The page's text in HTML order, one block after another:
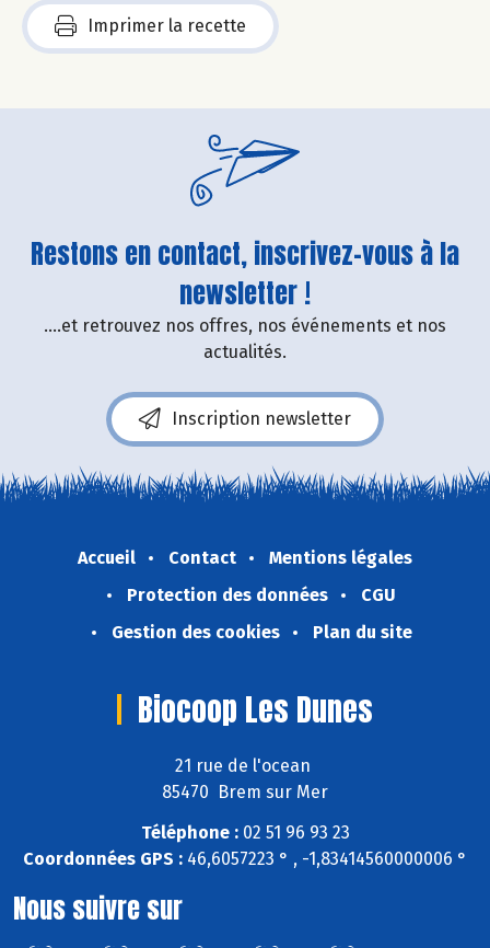
Imprimer la recette
Restons en contact, inscrivez-vous à la
newsletter !
....et retrouvez nos offres, nos événements et nos
actualités.
Inscription newsletter
Accueil Contact
Mentions légales
Protection des données
CGU
Gestion des cookies
Plan du site
Biocoop Les Dunes
21 rue de l'ocean
85470 Brem sur Mer
Téléphone :02 51 96 93 23
Coordonnées GPS : 46,6057223 ° , -1,83414560000006 °
Nous suivre sur